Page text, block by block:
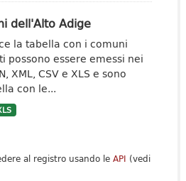
dell'Alto Adige
la tabella con i comuni
possono essere emessi nei
XML, CSV e XLS e sono
con le...
al registro usando le API (vedi